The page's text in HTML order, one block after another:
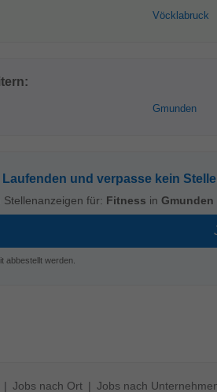
Vöcklabruck
Gmunden
Laufenden und verpasse kein
für: Fitness in Gmunden
abbestellt werden.
Jobs nach Ort Jobs nach